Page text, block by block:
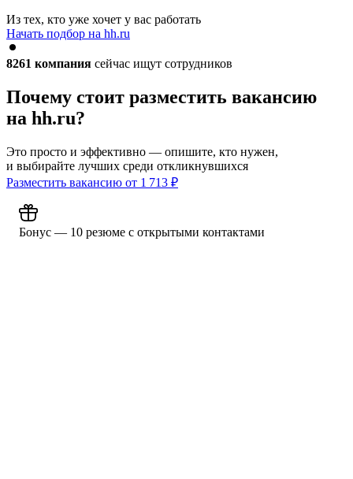
Из тех, кто уже хочет у вас работать
Начать подбор на hh.ru
8261 компания сейчас ищут сотрудников
Почему стоит разместить вакансию
на hh.ru?
Это просто и эффективно — опишите, кто нужен,
и выбирайте лучших среди откликнувшихся
Разместить вакансию от 1 713 ₽
Бонус — 10 резюме с открытыми контактами